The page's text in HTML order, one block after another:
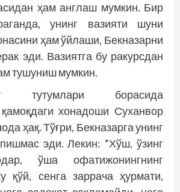
ҳам англаш мумкин. Бир
унинг вазияти шуни
ҳам ўйлаши, Бекназарни
эди. Вазиятга бу ракурсдан
тушуниш мумкин.
тутумлари борасида
қамоқдаги хонадоши Суханвор
ҳақ. Тўғри, Бекназарга унинг
эди. Лекин: “Хўш, ўзинг
ўша офатижонингнинг
қўй, сенга заррача ҳурмати,